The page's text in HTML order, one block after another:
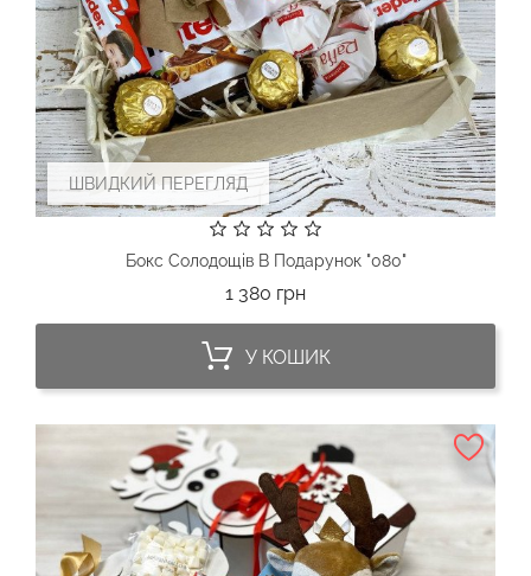
ШВИДКИЙ ПЕРЕГЛЯД
Бокс Солодощів В Подарунок "080"
1 380 грнЦіна
У КОШИК